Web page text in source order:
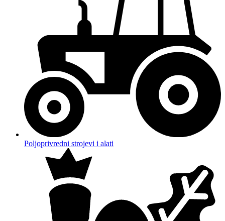
Poljoprivredni strojevi i alati